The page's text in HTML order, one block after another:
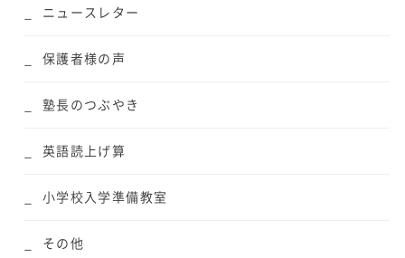
ニュースレター
保護者様の声
塾長のつぶやき
英語読上げ算
小学校入学準備教室
その他